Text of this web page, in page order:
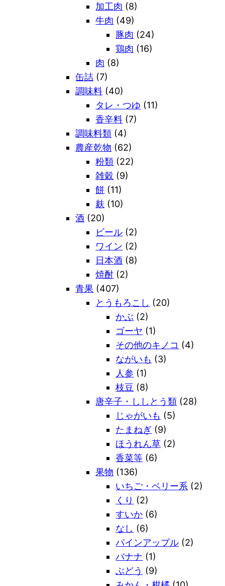
加工肉 (8)
牛肉 (49)
豚肉 (24)
鶏肉 (16)
肉 (8)
缶詰 (7)
調味料 (40)
タレ・つゆ (11)
香辛料 (7)
調味料類 (4)
農産乾物 (62)
粉類 (22)
雑穀 (9)
餅 (11)
麸 (10)
酒 (20)
ビール (2)
ワイン (2)
日本酒 (8)
焼酎 (2)
青果 (407)
とうもろこし (20)
かぶ (2)
ゴーヤ (1)
その他のキノコ (4)
ながいも (3)
人参 (1)
枝豆 (8)
唐辛子・ししとう類 (28)
じゃがいも (5)
たまねぎ (9)
ほうれん草 (2)
香菜等 (6)
果物 (136)
いちご・ベリー系 (2)
くり (2)
すいか (6)
なし (6)
パインアップル (2)
バナナ (1)
ぶどう (9)